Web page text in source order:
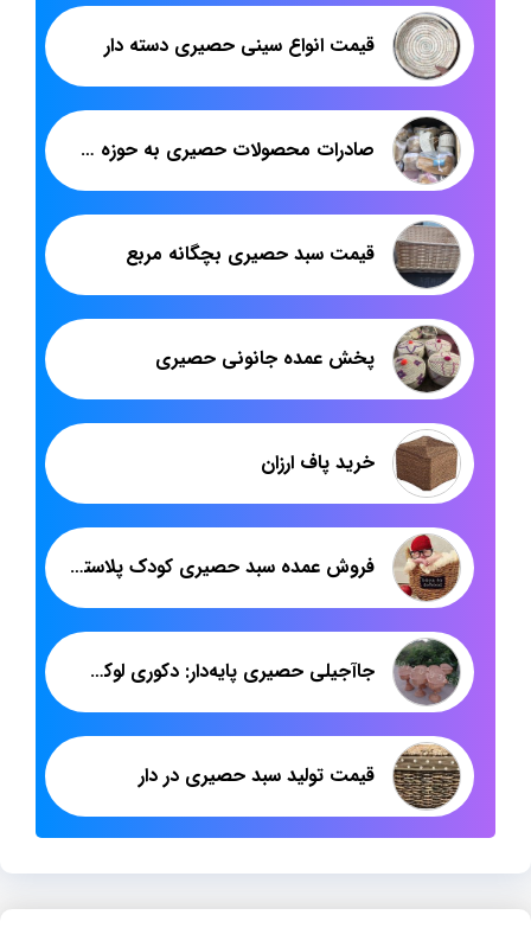
قیمت انواع سینی حصیری دسته دار
صادرات محصولات حصیری به حوزه خلیج فارس
قیمت سبد حصیری بچگانه مربع
پخش عمده جانونی حصیری
خرید پاف ارزان
فروش عمده سبد حصیری کودک پلاستیکی
جاآجیلی حصیری پایه‌دار: دکوری لوکس و چشم‌نواز برای جلوه‌ی خاص فروشگاه آجیل و شیرینی شما!
قیمت تولید سبد حصیری در دار